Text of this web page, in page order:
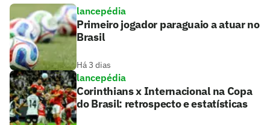
lancepédia
Primeiro jogador paraguaio a atuar no
Brasil
Há 3 dias
lancepédia
Corinthians x Internacional na Copa
do Brasil: retrospecto e estatísticas